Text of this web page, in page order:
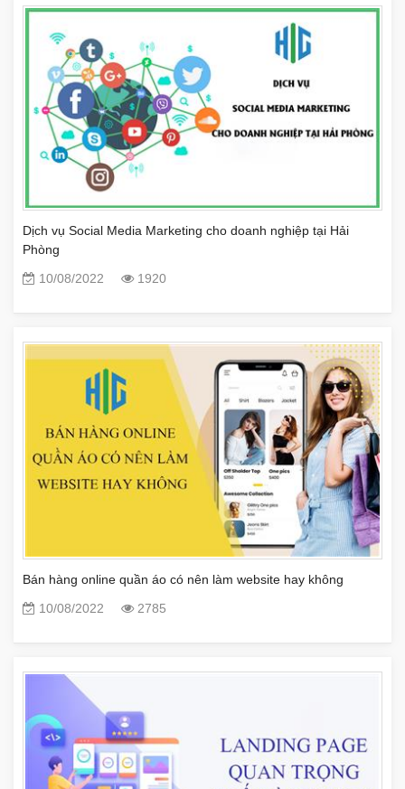
Dịch vụ Social Media Marketing cho doanh nghiệp tại Hải
Phòng
10/08/2022
1920
Bán hàng online quần áo có nên làm website hay không
10/08/2022
2785